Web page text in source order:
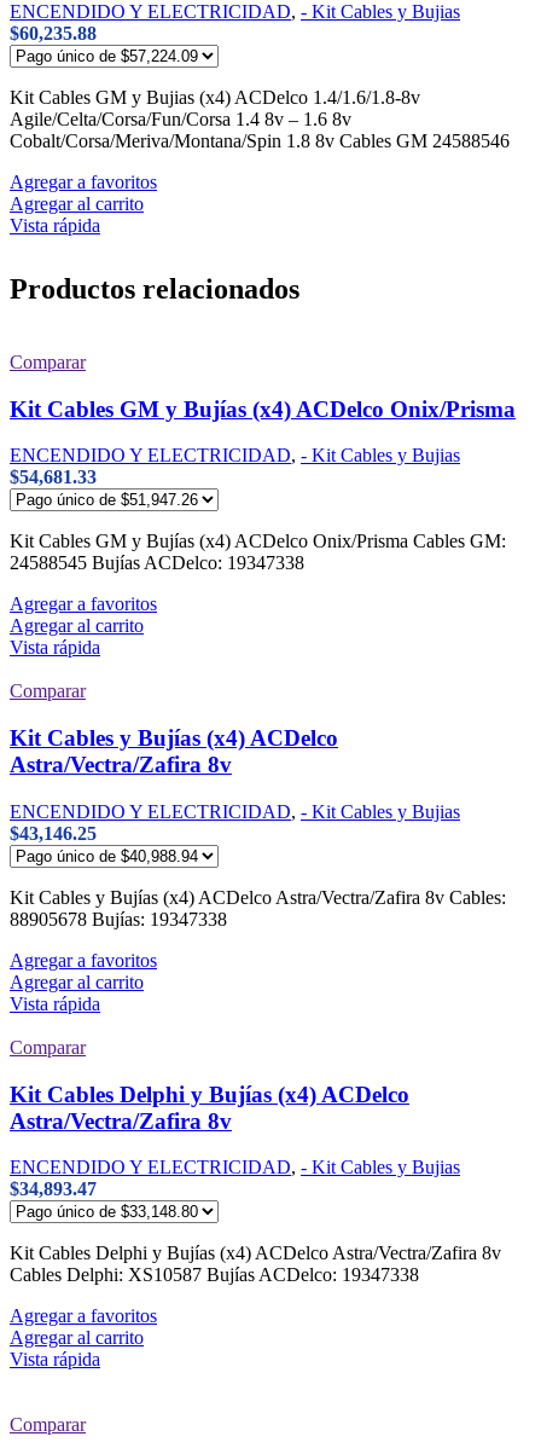
ENCENDIDO Y ELECTRICIDAD, - Kit Cables y Bujias
$60,235.88
Kit Cables GM y Bujias (x4) ACDelco 1.4/1.6/1.8-8v
Agile/Celta/Corsa/Fun/Corsa 1.4 8v – 1.6 8v
Cobalt/Corsa/Meriva/Montana/Spin 1.8 8v Cables GM 24588546
Agregar a favoritos
Agregar al carrito
Vista rápida
Productos relacionados
Comparar
Kit Cables GM y Bujías (x4) ACDelco Onix/Prisma
ENCENDIDO Y ELECTRICIDAD, - Kit Cables y Bujias
$54,681.33
Kit Cables GM y Bujías (x4) ACDelco Onix/Prisma Cables GM:
24588545 Bujías ACDelco: 19347338
Agregar a favoritos
Agregar al carrito
Vista rápida
Comparar
Kit Cables y Bujías (x4) ACDelco
Astra/Vectra/Zafira 8v
ENCENDIDO Y ELECTRICIDAD, - Kit Cables y Bujias
$43,146.25
Kit Cables y Bujías (x4) ACDelco Astra/Vectra/Zafira 8v Cables:
88905678 Bujías: 19347338
Agregar a favoritos
Agregar al carrito
Vista rápida
Comparar
Kit Cables Delphi y Bujías (x4) ACDelco
Astra/Vectra/Zafira 8v
ENCENDIDO Y ELECTRICIDAD, - Kit Cables y Bujias
$34,893.47
Kit Cables Delphi y Bujías (x4) ACDelco Astra/Vectra/Zafira 8v
Cables Delphi: XS10587 Bujías ACDelco: 19347338
Agregar a favoritos
Agregar al carrito
Vista rápida
Comparar